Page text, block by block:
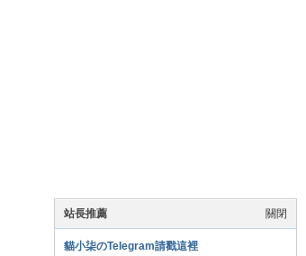
關閉
站長推薦
貓小柒のTelegram請戳這裡